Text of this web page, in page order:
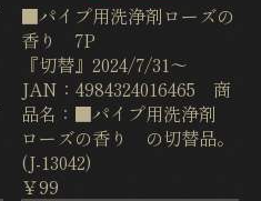
■パイプ用洗浄剤ローズの
香り 7P
『切替』2024/7/31〜
JAN：4984324016465 商
品名：■パイプ用洗浄剤
ローズの香り の切替品。
(J-13042)
￥99